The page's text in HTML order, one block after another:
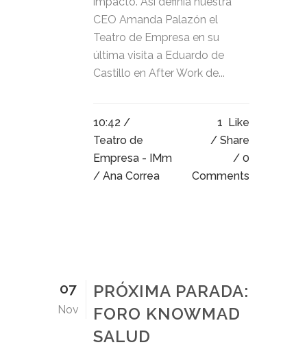
CEO Amanda Palazón el
Teatro de Empresa en su
última visita a Eduardo de
Castillo en After Work de...
10:42 /
Teatro de
Empresa - IMm
/ Ana Correa
1 Like
Share
0
Comments
07
Nov
PRÓXIMA PARADA:
FORO KNOWMAD
SALUD